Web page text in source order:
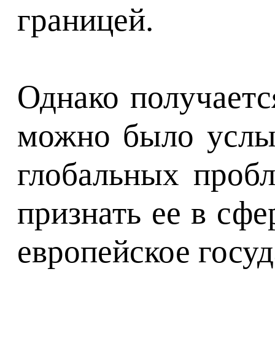
границей.
Однако
можно было
глобальных
признать ее в
европейское